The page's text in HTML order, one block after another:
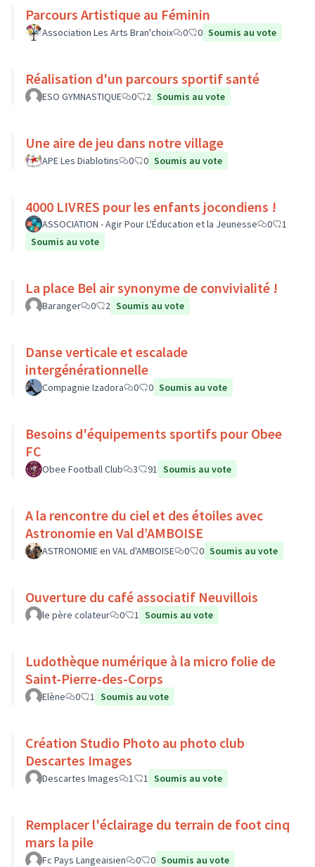
Parcours Artistique au Féminin
Association Les Arts Bran'choix 0 0 Soumis au vote
Réalisation d'un parcours sportif santé
ESO GYMNASTIQUE 0 2 Soumis au vote
Une aire de jeu dans notre village
APE Les Diablotins 0 0 Soumis au vote
4000 LIVRES pour les enfants jocondiens !
ASSOCIATION - Agir Pour L'Éducation et la Jeunesse 0
1
Soumis au vote
La place Bel air synonyme de convivialité !
Baranger 0 2 Soumis au vote
Danse verticale et escalade
intergénérationnelle
Compagnie Izadora 0 0 Soumis au vote
Besoins d'équipements sportifs pour Obee
FC
Obee Football Club 3 91 Soumis au vote
A la rencontre du ciel et des étoiles avec
Astronomie en Val d’AMBOISE
ASTRONOMIE en VAL d'AMBOISE 0 0 Soumis au vote
Ouverture du café associatif Neuvillois
le père colateur 0 1 Soumis au vote
Ludothèque numérique à la micro folie de
Saint-Pierre-des-Corps
Elène 0 1 Soumis au vote
Création Studio Photo au photo club
Descartes Images
Descartes Images 1 1 Soumis au vote
Remplacer l'éclairage du terrain de foot cinq
mars la pile
Fc Pays Langeaisien 0 0 Soumis au vote